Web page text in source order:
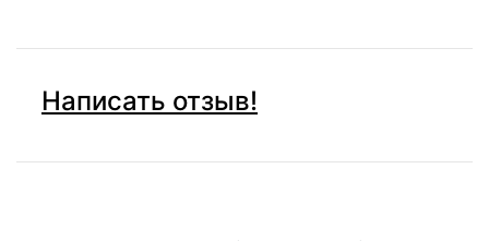
Написать отзыв!